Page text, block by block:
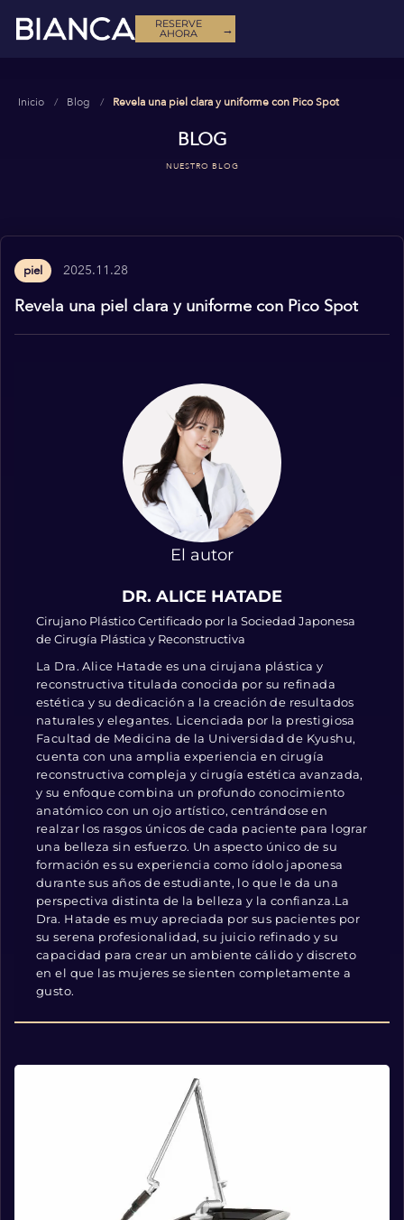
RESERVE
AHORA →
Inicio Blog Revela una piel clara y uniforme con Pico Spot
BLOG
NUESTRO BLOG
piel 2025.11.28
Revela una piel clara y uniforme con Pico Spot
El autor
DR. ALICE HATADE
Cirujano Plástico Certificado por la Sociedad Japonesa
de Cirugía Plástica y Reconstructiva
La Dra. Alice Hatade es una cirujana plástica y
reconstructiva titulada conocida por su refinada
estética y su dedicación a la creación de resultados
naturales y elegantes. Licenciada por la prestigiosa
Facultad de Medicina de la Universidad de Kyushu,
cuenta con una amplia experiencia en cirugía
reconstructiva compleja y cirugía estética avanzada,
y su enfoque combina un profundo conocimiento
anatómico con un ojo artístico, centrándose en
realzar los rasgos únicos de cada paciente para lograr
una belleza sin esfuerzo. Un aspecto único de su
formación es su experiencia como ídolo japonesa
durante sus años de estudiante, lo que le da una
perspectiva distinta de la belleza y la confianza.La
Dra. Hatade es muy apreciada por sus pacientes por
su serena profesionalidad, su juicio refinado y su
capacidad para crear un ambiente cálido y discreto
en el que las mujeres se sienten completamente a
gusto.